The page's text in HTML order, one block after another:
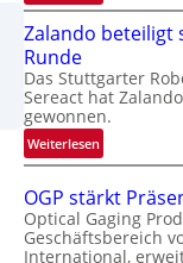
I
n
e
r
n
a
t
i
o
n
Zalando beteiligt
Runde
Das Stuttgarter
Sereact hat
gewonnen.
Weiterlesen:
Z
a
l
a
n
OGP stärkt
Optical Gaging
Geschäftsbereich
International,